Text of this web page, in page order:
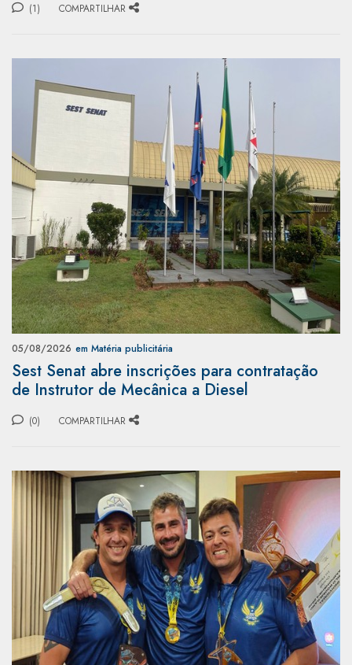
(1) COMPARTILHAR
05/08/2026 em Matéria publicitária
Sest Senat abre inscrições para contratação
de Instrutor de Mecânica a Diesel
(0) COMPARTILHAR